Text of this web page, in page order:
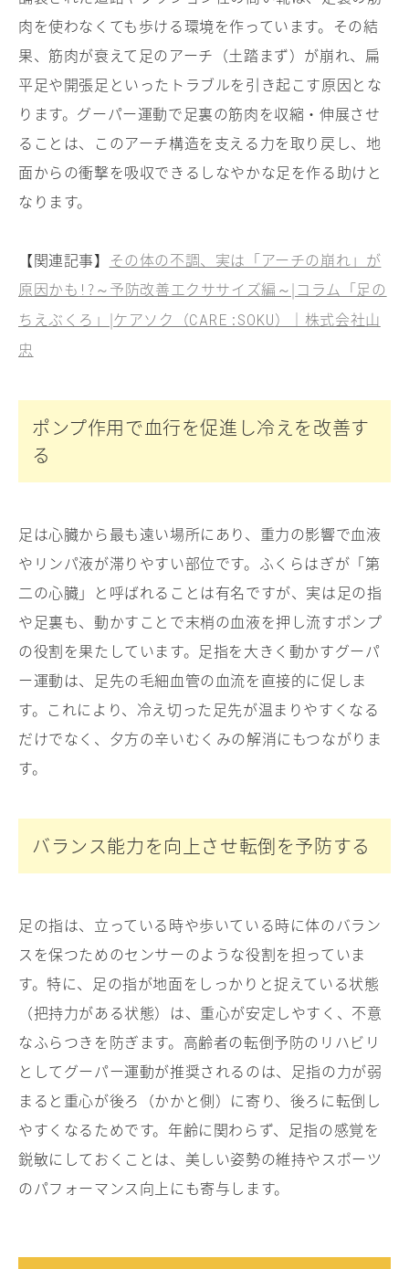
肉を使わなくても歩ける環境を作っています。その結
果、筋肉が衰えて足のアーチ（土踏まず）が崩れ、扁
平足や開張足といったトラブルを引き起こす原因とな
ります。グーパー運動で足裏の筋肉を収縮・伸展させ
ることは、このアーチ構造を支える力を取り戻し、地
面からの衝撃を吸収できるしなやかな足を作る助けと
なります。
【関連記事】 その体の不調、実は「アーチの崩れ」が
原因かも ! ?～予防改善エクササイズ編～|コラム「足の
ちえぶくろ」|ケアソク（CARE:SOKU）｜株式会社山
忠
ポンプ作用で血行を促進し冷えを改善す
る
足は心臓から最も遠い場所にあり、重力の影響で血液
やリンパ液が滞りやすい部位です。ふくらはぎが「第
二の心臓」と呼ばれることは有名ですが、実は足の指
や足裏も、動かすことで末梢の血液を押し流すポンプ
の役割を果たしています。足指を大きく動かすグーパ
ー運動は、足先の毛細血管の血流を直接的に促しま
す。これにより、冷え切った足先が温まりやすくなる
だけでなく、夕方の辛いむくみの解消にもつながりま
す。
バランス能力を向上させ転倒を予防する
足の指は、立っている時や歩いている時に体のバラン
スを保つためのセンサーのような役割を担っていま
す。特に、足の指が地面をしっかりと捉えている状態
（把持力がある状態）は、重心が安定しやすく、不意
なふらつきを防ぎます。高齢者の転倒予防のリハビリ
としてグーパー運動が推奨されるのは、足指の力が弱
まると重心が後ろ（かかと側）に寄り、後ろに転倒し
やすくなるためです。年齢に関わらず、足指の感覚を
鋭敏にしておくことは、美しい姿勢の維持やスポーツ
のパフォーマンス向上にも寄与します。